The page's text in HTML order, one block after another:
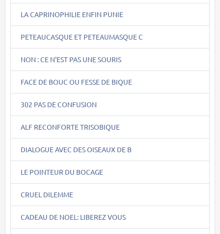
LA CAPRINOPHILIE ENFIN PUNIE
PETEAUCASQUE ET PETEAUMASQUE C
NON : CE N'EST PAS UNE SOURIS
FACE DE BOUC OU FESSE DE BIQUE
302 PAS DE CONFUSION
ALF RECONFORTE TRISOBIQUE
DIALOGUE AVEC DES OISEAUX DE B
LE POINTEUR DU BOCAGE
CRUEL DILEMME
CADEAU DE NOEL: LIBEREZ VOUS